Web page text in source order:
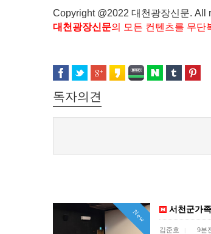
Copyright @2022 대천광장신문. All
대천광장신문의 모든 컨텐츠를 무단
독자의견
New 서천군가
김준호 | 9분